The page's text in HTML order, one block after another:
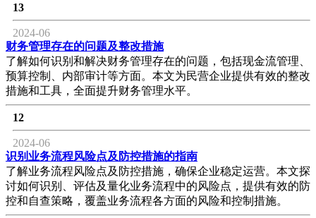
13
2024-06
财务管理存在的问题及整改措施
了解如何识别和解决财务管理存在的问题，包括现金流管理、
预算控制、内部审计等方面。本文为民营企业提供有效的整改
措施和工具，全面提升财务管理水平。
12
2024-06
识别业务流程风险点及防控措施的指南
了解业务流程风险点及防控措施，确保企业稳定运营。本文探
讨如何识别、评估及量化业务流程中的风险点，提供有效的防
控和自查策略，覆盖业务流程各方面的风险和控制措施。